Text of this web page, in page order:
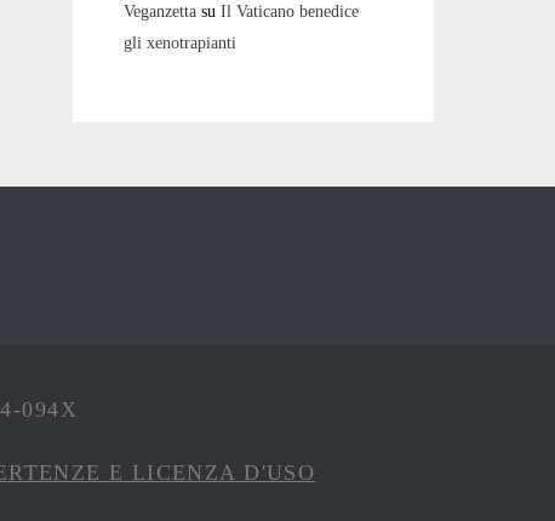
Veganzetta suIl Vaticano benedice
gli xenotrapianti
094X
E LICENZA D'USO